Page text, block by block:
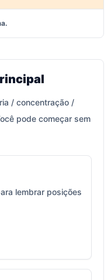
/ concentração /
pode começar sem
lembrar posições